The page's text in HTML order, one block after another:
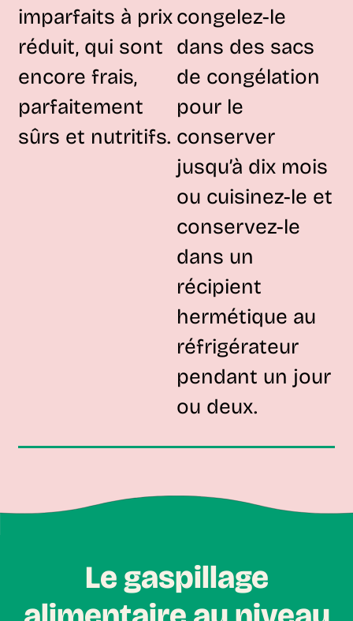
imparfaits à prix
réduit, qui sont
encore frais,
parfaitement
sûrs et nutritifs.
congelez-le
dans des sacs
de congélation
pour le
conserver
jusqu’à dix mois
ou cuisinez-le et
conservez-le
dans un
récipient
hermétique au
réfrigérateur
pendant un jour
ou deux.
Le gaspillage